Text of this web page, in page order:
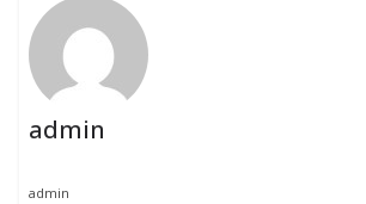
admin
admin